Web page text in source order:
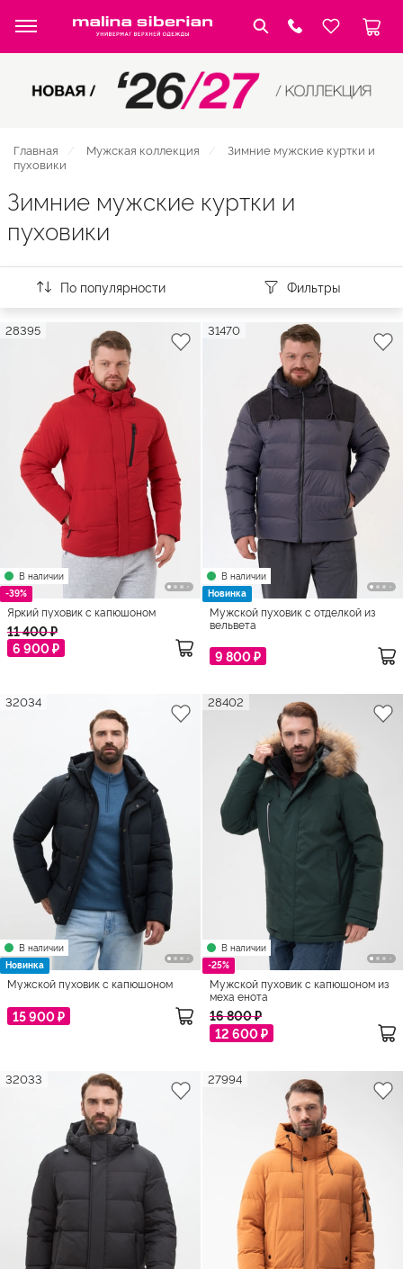
Главная Мужская коллекция
Зимние мужские куртки и
пуховики
Зимние мужские куртки и
пуховики
По популярности Фильтры
В наличии
-39%
28395
Яркий пуховик с капюшоном
11 400 ₽
6 900 ₽
В наличии
Новинка
31470
Мужской пуховик с отделкой из
вельвета
9 800 ₽
В наличии
Новинка
32034
Мужской пуховик с капюшоном
15 900 ₽
В наличии
-25%
28402
Мужской пуховик с капюшоном из
меха енота
16 800 ₽
12 600 ₽
32033 27994